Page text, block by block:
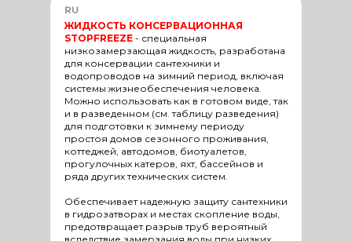
ЖИДКОСТЬ КОНСЕРВАЦИОННАЯ
STOPFREEZE - специальная
низкозамерзающая жидкость, разработана
для консервации сантехники и
водопроводов на зимний период, включая
системы жизнеобеспечения человека.
Можно использовать как в готовом виде, так
и в разведенном (см. таблицу разведения)
для подготовки к зимнему периоду
простоя домов сезонного проживания,
коттеджей, автодомов, биотуалетов,
прогулочных катеров, яхт, бассейнов и
ряда других технических систем.
Обеспечивает надежную защиту сантехники
в гидрозатворах и местах скопление воды,
предотвращает разрыв труб вероятный
RU